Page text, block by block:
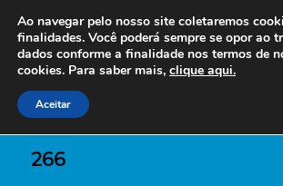
266
Ao navegar pelo nosso site coletaremos
finalidades. Você poderá sempre se opor ao
dados conforme a finalidade nos termos de
cookies. Para saber mais, clique aqui.
Aceitar